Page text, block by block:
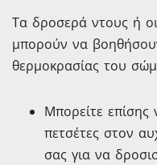
Τα δροσερά ντους ή
μπορούν να
θερμοκρασίας του
Μπορείτε επίσης
πετσέτες στον
σας για να